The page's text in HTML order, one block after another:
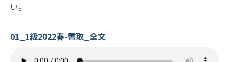
い。
01_1級2022春-書取_全文